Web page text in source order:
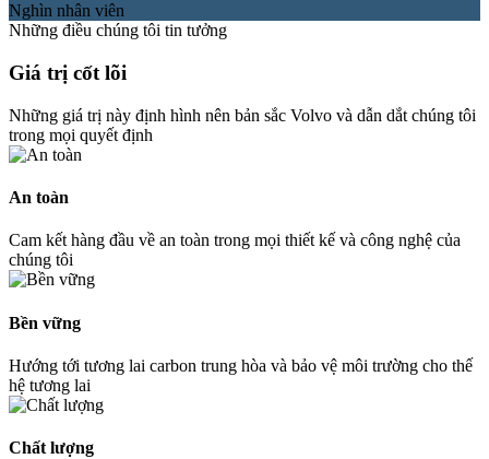
Nghìn nhân viên
Những điều chúng tôi tin tưởng
Giá trị cốt lõi
Những giá trị này định hình nên bản sắc Volvo và dẫn dắt chúng tôi
trong mọi quyết định
An toàn
Cam kết hàng đầu về an toàn trong mọi thiết kế và công nghệ của
chúng tôi
Bền vững
Hướng tới tương lai carbon trung hòa và bảo vệ môi trường cho thế
hệ tương lai
Chất lượng